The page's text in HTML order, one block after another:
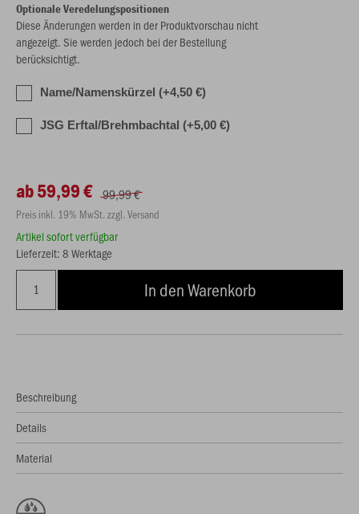
Optionale Veredelungspositionen
Diese Änderungen werden in der Produktvorschau nicht
angezeigt. Sie werden jedoch bei der Bestellung
berücksichtigt.
Name/Namenskürzel (+4,50 €)
JSG Erftal/Brehmbachtal (+5,00 €)
ab 59,99 € 99,99 €
Preis inkl. 19% MwSt. zzgl. Versand
Artikel sofort verfügbar
Lieferzeit: 8 Werktage
In den Warenkorb
Beschreibung
Details
Material